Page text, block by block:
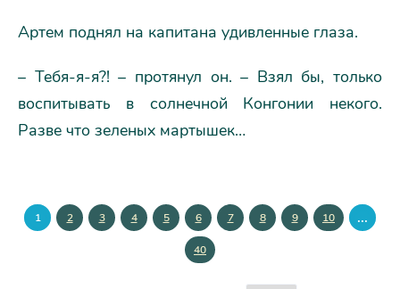
Артем поднял на капитана удивленные глаза.
– Тебя-я-я?! – протянул он. – Взял бы, только
воспитывать в солнечной Конгонии некого.
Разве что зеленых мартышек…
1 2 3 4 5 6 7 8 9 10 ...
40